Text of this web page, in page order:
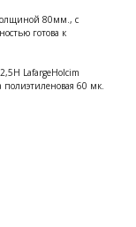
80мм., с
готова к
LafargeHolcim
60 мк.